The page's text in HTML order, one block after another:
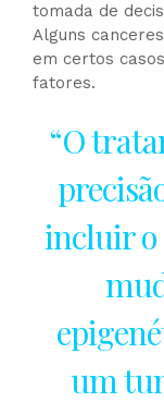
tomada de
Alguns
em certos
fatores.
“O
incluir o
um